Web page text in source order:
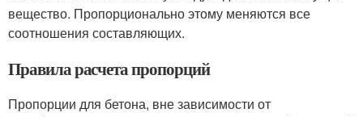
вещество. Пропорционально этому меняются все
соотношения составляющих.
Правила расчета пропорций
Пропорции для бетона, вне зависимости от